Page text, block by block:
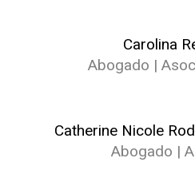
Carolina
Abogado |
Catherine Nicole
Abogado |